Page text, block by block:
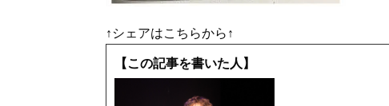
↑シェアはこちらから↑
【この記事を書いた人】